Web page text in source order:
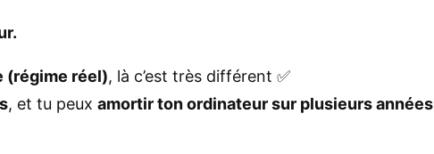
(régime réel), là c’est très différent ✅
, et tu peux amortir ton ordinateur sur plusieurs années